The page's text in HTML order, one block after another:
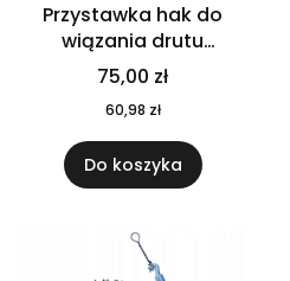
Przystawka hak do
wiązania drutu
zbrojeniowego 120mm
MAKITA do wkrętarki
75,00 zł
60,98 zł
Do koszyka